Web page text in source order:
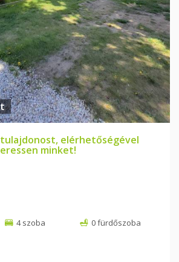
tulajdonost, elérhetőségével
minket!
4 szoba 0 fürdőszoba